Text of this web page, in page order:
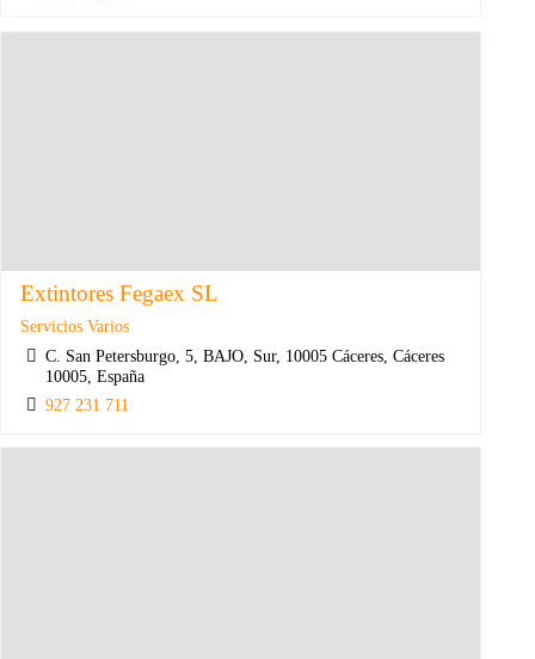
Extintores Fegaex SL
Servicios Varios
C. San Petersburgo, 5, BAJO, Sur, 10005 Cáceres, Cáceres
10005, España
927 231 711